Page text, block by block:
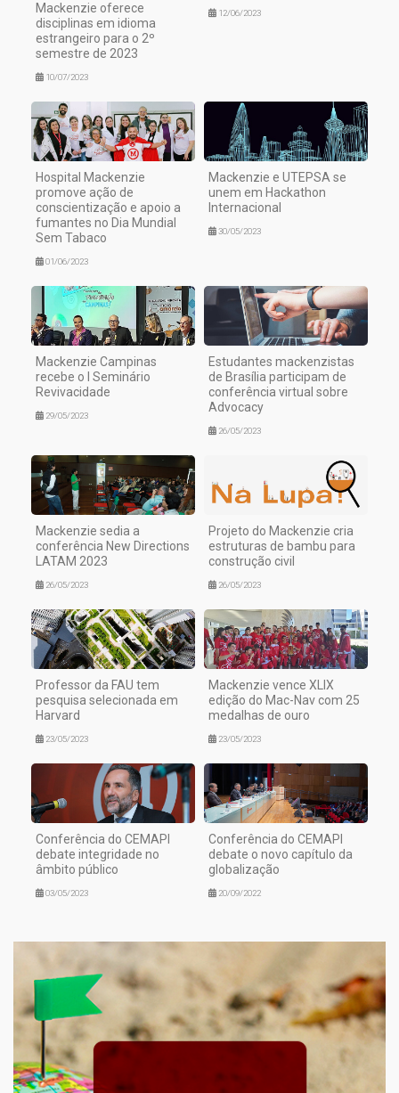
Mackenzie oferece
disciplinas em idioma
estrangeiro para o 2º
semestre de 2023
10/07/2023
12/06/2023
Hospital Mackenzie
promove ação de
conscientização e apoio a
fumantes no Dia Mundial
Sem Tabaco
01/06/2023
Mackenzie e UTEPSA se
unem em Hackathon
Internacional
30/05/2023
Mackenzie Campinas
recebe o I Seminário
Revivacidade
29/05/2023
Estudantes mackenzistas
de Brasília participam de
conferência virtual sobre
Advocacy
26/05/2023
Mackenzie sedia a
conferência New Directions
LATAM 2023
26/05/2023
Projeto do Mackenzie cria
estruturas de bambu para
construção civil
26/05/2023
Professor da FAU tem
pesquisa selecionada em
Harvard
23/05/2023
Mackenzie vence XLIX
edição do Mac-Nav com 25
medalhas de ouro
23/05/2023
Conferência do CEMAPI
debate integridade no
âmbito público
03/05/2023
Conferência do CEMAPI
debate o novo capítulo da
globalização
20/09/2022